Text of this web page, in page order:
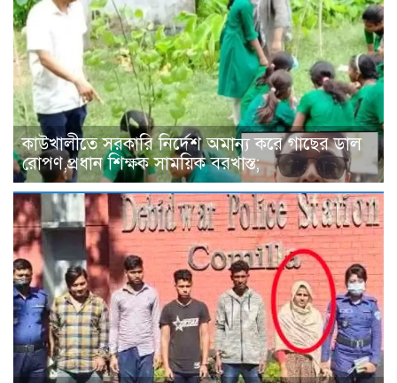
কাউখালীতে সরকারি নির্দেশ অমান্য করে গাছের ডাল
রোপণ,প্রধান শিক্ষক সাময়িক বরখাস্ত;